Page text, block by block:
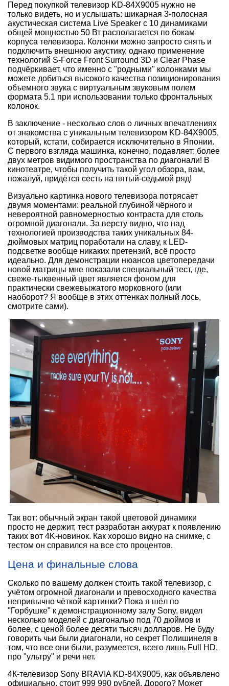
Перед покупкой телевизор KD-84X9005 нужно не
только видеть, но и услышать: шикарная 3-полосная
акустическая система Live Speaker с 10 динамиками
общей мощностью 50 Вт располагается по бокам
корпуса телевизора. Колонки можно запросто снять и
подключить внешнюю акустику, однако применение
технологий S-Force Front Surround 3D и Clear Phase
подчёркивает, что именно с "родными" колонками мы
можете добиться высокого качества позиционирования
объемного звука с виртуальным звуковым полем
формата 5.1 при использовании только фронтальных
колонок.
В заключение - несколько слов о личных впечатлениях
от знакомства с уникальным телевизором KD-84X9005,
который, кстати, собирается исключительно в Японии.
С первого взгляда машинка, конечно, подавляет: более
двух метров видимого пространства по диагонали! В
кинотеатре, чтобы получить такой угол обзора, вам,
пожалуй, придётся сесть на пятый-седьмой ряд!
Визуально картинка нового телевизора потрясает
двумя моментами: реальной глубиной чёрного и
невероятной равномерностью контраста для столь
огромной диагонали. За версту видно, что над
технологией производства таких уникальных 84-
дюймовых матриц поработали на славу, к LED-
подсветке вообще никаких претензий, всё просто
идеально. Для демонстрации нюансов цветопередачи
новой матрицы мне показали специальный тест, где,
свеже-тыквенный цвет является фоном для
практически свежевыжатого морковного (или
наоборот? Я вообще в этих оттенках полный лось,
смотрите сами).
Так вот: обычный экран такой цветовой динамики
просто не держит, тест разработан аккурат к появлению
таких вот 4K-новинок. Как хорошо видно на снимке, с
тестом он справился на все сто процентов.
Цена и финальные слова
Сколько по вашему должен стоить такой телевизор, с
учётом огромной диагонали и превосходного качества
непривычно чёткой картинки? Пока я шёл по
"Горбушке" к демонстрационному залу Sony, видел
несколько моделей с диагональю под 70 дюймов и
более, с ценой более десяти тысяч долларов. Не буду
говорить чьи были диагонали, но секрет Полишинеля в
том, что все они были, разумеется, всего лишь Full HD,
про "ультру" и речи нет.
4К-телевизор Sony BRAVIA KD-84X9005, как объявлено
официально, стоит 999 990 рублей. Дорого? Может